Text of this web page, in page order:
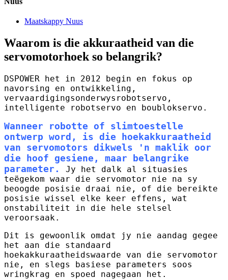
Maatskappy Nuus
Waarom is die akkuraatheid van die
servomotorhoek so belangrik?
DSPOWER het in 2012 begin en fokus op
navorsing en ontwikkeling,
vervaardigingsonderwysrobotservo,
intelligente robotservo en boublokservo.
Wanneer robotte of slimtoestelle
ontwerp word, is die hoekakkuraatheid
van servomotors dikwels 'n maklik oor
die hoof gesiene, maar belangrike
parameter.
Jy het dalk al situasies
teëgekom waar die servomotor nie na sy
beoogde posisie draai nie, of die bereikte
posisie wissel elke keer effens, wat
onstabiliteit in die hele stelsel
veroorsaak.
Dit is gewoonlik omdat jy nie aandag gegee
het aan die standaard
hoekakkuraatheidswaarde van die servomotor
nie, en slegs basiese parameters soos
wringkrag en spoed nagegaan het.